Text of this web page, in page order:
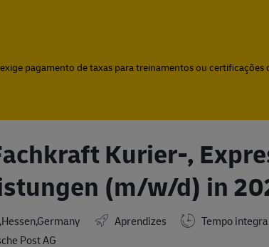
pagamento de taxas para treinamentos ou
Kurier-,
(m/w/d) in
Aprendizes Tempo
Post AG